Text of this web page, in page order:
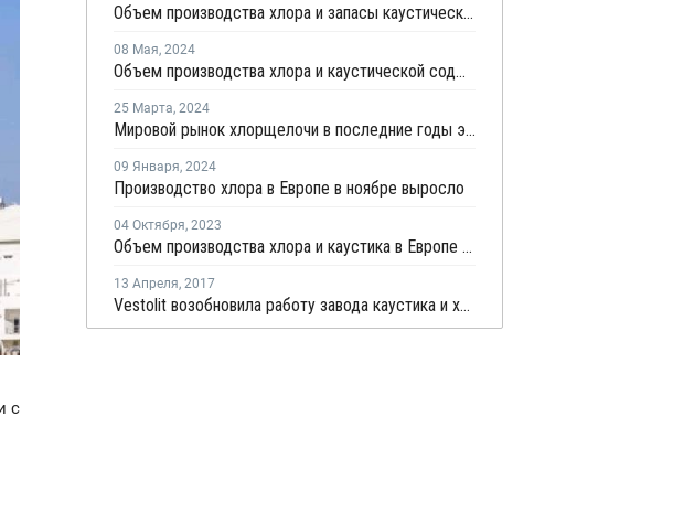
с
Объем производства хлора и запасы каустической соды в Европе снизились в мае
08 Мая, 2024
Объем производства хлора и каустической соды в Европе снизились в марте
25 Марта, 2024
Мировой рынок хлорщелочи в последние годы экономического спада претерпел значительные изменения
09 Января, 2024
Производство хлора в Европе в ноябре выросло
04 Октября, 2023
Объем производства хлора и каустика в Европе в августе сократился
13 Апреля, 2017
Vestolit возобновила работу завода каустика и хлора в Германии после плановой профилактики